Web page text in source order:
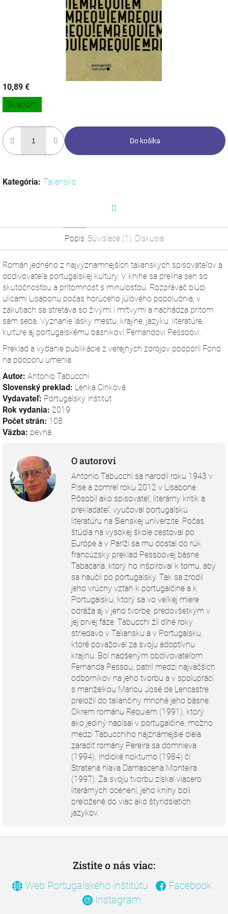
10,89 €
Jednotková
cena:
Skladom
Do košíka
Kategória: Taliansko
Popis Súvisiace (1) Diskusia
Román jedného z najvýznamnejších talianskych spisovateľov a
obdivovateľa portugalskej kultúry. V knihe sa prelína sen so
skutočnosťou a prítomnosť s minulosťou. Rozprávač blúdi
ulicami Lisabonu počas horúceho júlového popoludnia, v
zákutiach sa stretáva so živými i mŕtvymi a nachádza pritom
sám seba. Vyznanie lásky mestu, krajine, jazyku, literatúre,
kultúre aj portugalskému básnikovi Fernandovi Pessoovi.
Preklad a vydanie publikácie z verejných zdrojov podporil Fond
na podporu umenia.
Autor: Antonio Tabucchi
Slovenský preklad: Lenka Cinková
Vydavateľ: Portugalský inštitút
Rok vydania: 2019
Počet strán: 108
Väzba: pevná
O autorovi
Antonio Tabucchi sa narodil roku 1943 v
Pise a zomrel roku 2012 v Lisabone.
Pôsobil ako spisovateľ, literárny kritik a
prekladateľ, vyučoval portugalskú
literatúru na Sienskej univerzite. Počas
štúdia na vysokej škole cestoval po
Európe a v Paríži sa mu dostal do rúk
francúzsky preklad Pessoovej básne
Tabacaria, ktorý ho inšpiroval k tomu, aby
sa naučil po portugalsky. Tak sa zrodil
jeho vrúcny vzťah k portugalčine a k
Portugalsku, ktorý sa vo veľkej miere
odráža aj v jeho tvorbe, predovšetkým v
jej prvej fáze. Tabucchi žil dlhé roky
striedavo v Taliansku a v Portugalsku,
ktoré považoval za svoju adoptívnu
krajinu. Bol nadšeným obdivovateľom
Fernanda Pessou, patril medzi najväčších
odborníkov na jeho tvorbu a v spolupráci
s manželkou Mariou José de Lencastre
preložil do taliančiny mnohé jeho básne.
Okrem románu Requiem (1991), ktorý
ako jediný napísal v portugalčine, možno
medzi Tabucchiho najznámejšie diela
zaradiť romány Pereira sa domnieva
(1994), Indické nokturno (1984) či
Stratená hlava Damascena Monteira
(1997). Za svoju tvorbu získal viacero
literárnych ocenení, jeho knihy boli
preložené do viac ako štyridsiatich
jazykov.
Zistite o nás viac:
Web Portugalského inštitútu
Facebook
Instagram